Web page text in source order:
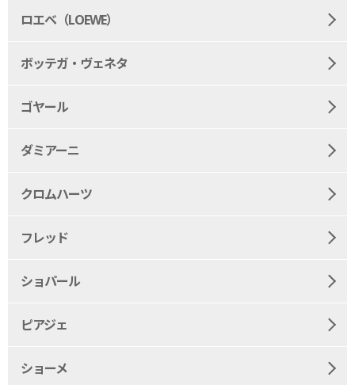
ロエベ（LOEWE）
ボッテガ・ヴェネタ
ゴヤール
ダミアーニ
クロムハーツ
フレッド
ショパール
ピアジェ
ショーメ